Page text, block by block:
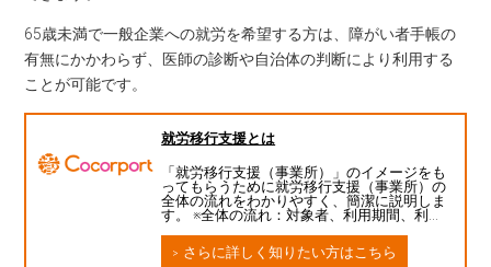
65歳未満で一般企業への就労を希望する方は、障がい者手帳の
有無にかかわらず、医師の診断や自治体の判断により利用する
ことが可能です。
就労移行支援とは
「就労移行支援（事業所）」のイメージをも
ってもらうために就労移行支援（事業所）の
全体の流れをわかりやすく、簡潔に説明しま
す。 ※全体の流れ：対象者、利用期間、利…
さらに詳しく知りたい方はこちら